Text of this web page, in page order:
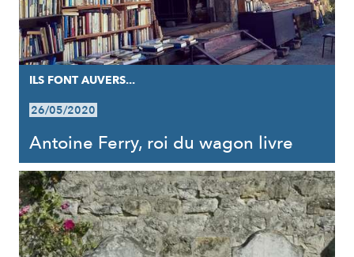
ILS FONT AUVERS...
26/05/2020
Antoine Ferry, roi du wagon livre